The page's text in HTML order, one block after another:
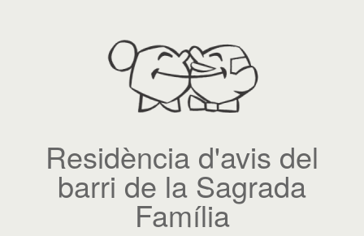
Residència d'avis del
barri de la Sagrada
Família